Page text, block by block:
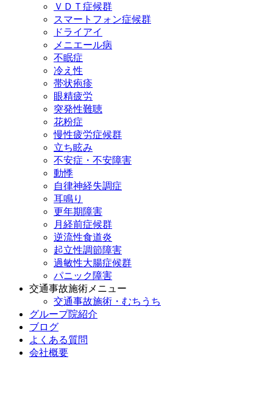
ＶＤＴ症候群
スマートフォン症候群
ドライアイ
メニエール病
不眠症
冷え性
帯状疱疹
眼精疲労
突発性難聴
花粉症
慢性疲労症候群
立ち眩み
不安症・不安障害
動悸
自律神経失調症
耳鳴り
更年期障害
月経前症候群
逆流性食道炎
起立性調節障害
過敏性大腸症候群
パニック障害
交通事故施術メニュー
交通事故施術・むちうち
グループ院紹介
ブログ
よくある質問
会社概要